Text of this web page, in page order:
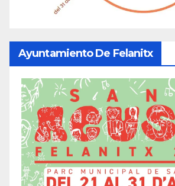
Ayuntamiento De Felanitx